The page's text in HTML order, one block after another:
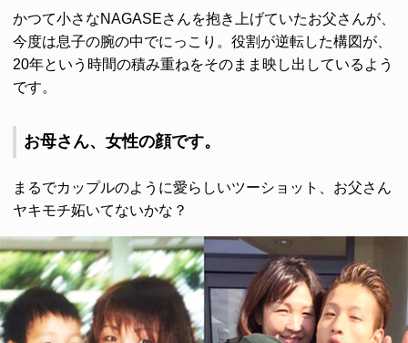
かつて小さなNAGASEさんを抱き上げていたお父さんが、
今度は息子の腕の中でにっこり。役割が逆転した構図が、
20年という時間の積み重ねをそのまま映し出しているよう
です。
お母さん、女性の顔です。
まるでカップルのように愛らしいツーショット、お父さん
ヤキモチ妬いてないかな？